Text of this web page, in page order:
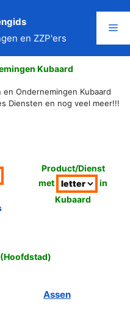
en ZZP'ers
Kubaard
Ondernemingen Kubaard
Diensten en nog veel meer!!!
Product/Dienst
met
in
Kubaard
(Hoofdstad)
Assen